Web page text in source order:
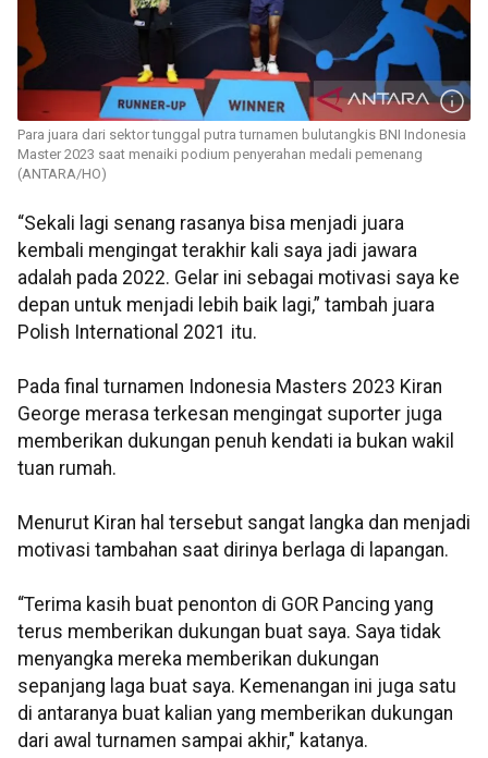
Para juara dari sektor tunggal putra turnamen bulutangkis BNI Indonesia
Master 2023 saat menaiki podium penyerahan medali pemenang
(ANTARA/HO)
“Sekali lagi senang rasanya bisa menjadi juara
kembali mengingat terakhir kali saya jadi jawara
adalah pada 2022. Gelar ini sebagai motivasi saya ke
depan untuk menjadi lebih baik lagi,” tambah juara
Polish International 2021 itu.
Pada final turnamen Indonesia Masters 2023 Kiran
George merasa terkesan mengingat suporter juga
memberikan dukungan penuh kendati ia bukan wakil
tuan rumah.
Menurut Kiran hal tersebut sangat langka dan menjadi
motivasi tambahan saat dirinya berlaga di lapangan.
“Terima kasih buat penonton di GOR Pancing yang
terus memberikan dukungan buat saya. Saya tidak
menyangka mereka memberikan dukungan
sepanjang laga buat saya. Kemenangan ini juga satu
di antaranya buat kalian yang memberikan dukungan
dari awal turnamen sampai akhir," katanya.